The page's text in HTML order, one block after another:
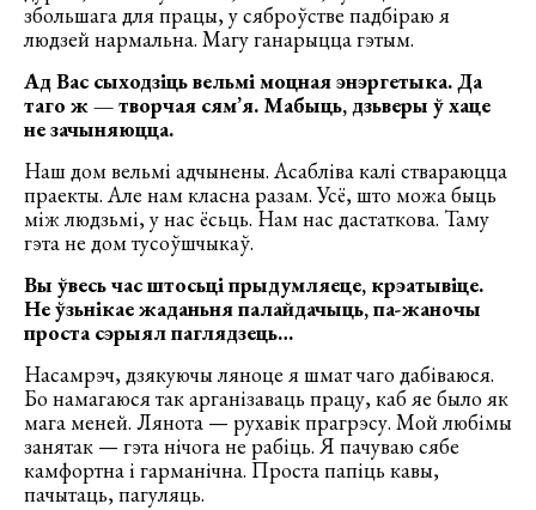
збольшага для працы, у сяброўстве падбіраю я
людзей нармальна. Магу ганарыцца гэтым.
Ад Вас сыходзіць вельмі моцная энэргетыка. Да
таго ж — творчая сям’я. Мабыць, дзьверы ў хаце
не зачыняюцца.
Наш дом вельмі адчынены. Асабліва калі ствараюцца
праекты. Але нам класна разам. Усё, што можа быць
між людзьмі, у нас ёсьць. Нам нас дастаткова. Таму
гэта не дом тусоўшчыкаў.
Вы ўвесь час штосьці прыдумляеце, крэатывіце.
Не ўзьнікае жаданьня палайдачыць, па-жаночы
проста сэрыял паглядзець…
Насамрэч, дзякуючы ляноце я шмат чаго дабіваюся.
Бо намагаюся так арганізаваць працу, каб яе было як
мага меней. Лянота — рухавік прагрэсу. Мой любімы
занятак — гэта нічога не рабіць. Я пачуваю сябе
камфортна і гарманічна. Проста папіць кавы,
пачытаць, пагуляць.